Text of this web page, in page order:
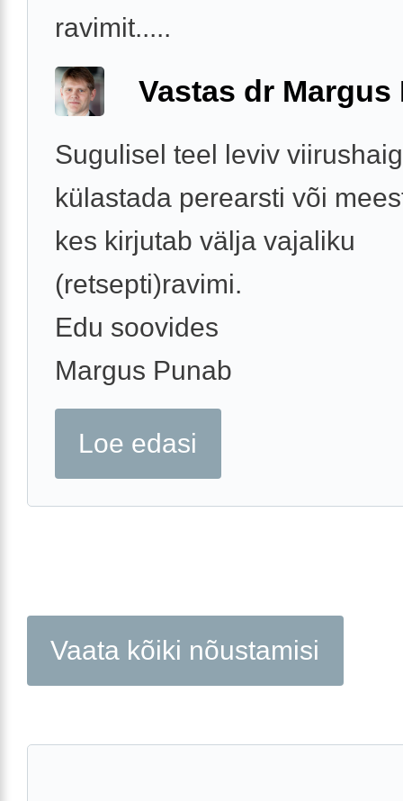
ravimit.....
Vastas dr Margus
Sugulisel teel leviv
külastada perearsti või
kes kirjutab välja vajaliku
(retsepti)ravimi.
Edu soovides
Margus Punab
Loe edasi
Vaata kõiki nõustamisi